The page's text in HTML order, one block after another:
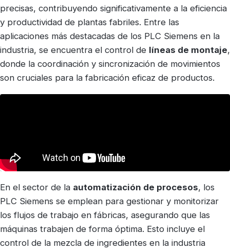
precisas, contribuyendo significativamente a la eficiencia
y productividad de plantas fabriles. Entre las
aplicaciones más destacadas de los PLC Siemens en la
industria, se encuentra el control de líneas de montaje,
donde la coordinación y sincronización de movimientos
son cruciales para la fabricación eficaz de productos.
En el sector de la automatización de procesos, los
PLC Siemens se emplean para gestionar y monitorizar
los flujos de trabajo en fábricas, asegurando que las
máquinas trabajen de forma óptima. Esto incluye el
control de la mezcla de ingredientes en la industria